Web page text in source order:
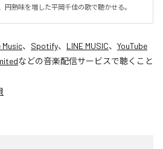
円熟味を増した平岡千佳の歌で聴かせる。
Music、 Spotify、 LINE MUSIC、 YouTube
などの音楽配信サービスで聴くこと